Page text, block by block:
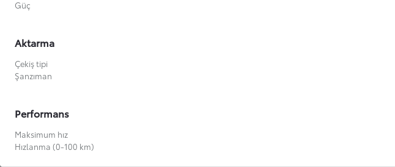
Güç
Aktarma
Çekiş tipi
Şanzıman
Performans
Maksimum hız
Hızlanma (0-100 km)